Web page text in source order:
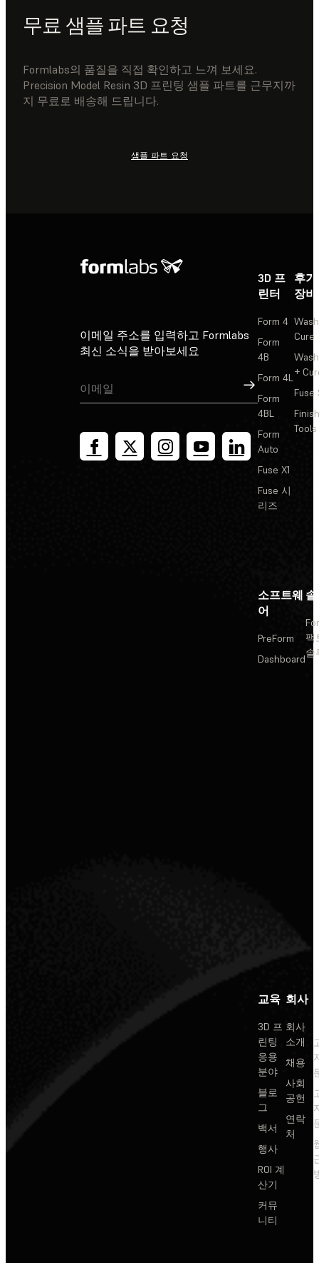
무료 샘플 파트 요청
Formlabs의 품질을 직접 확인하고 느껴 보세요.
Precision Model Resin 3D 프린팅 샘플 파트를 근무지까
지 무료로 배송해 드립니다.
샘플 파트 요청
이메일 주소를 입력하고 Formlabs
최신 소식을 받아보세요
가입
3D 프
린터
Form 4
Form
4B
Form 4L
Form
4BL
Form
Auto
Fuse X1
Fuse 시
리즈
후
장비
Cure
+
Fuse
Tools
소프트웨
어
PreForm
Dashboard
팩
솔
교육
3D 프
린팅
응용
분야
블로
그
백서
행사
ROI 계
산기
커뮤
니티
회사
회사
소개
채용
사회
공헌
연락
처